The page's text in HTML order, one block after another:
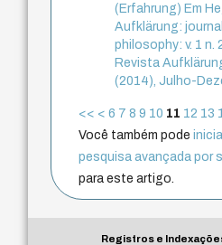
(Erfahrung) Em
Aufklärung:
philosophy: v. 1 n.
Revista
(2014), Julho-
<< < 6 7 8 9 10 11 12 13
Você também pode
pesquisa avançada por
para este artigo.
Registros e